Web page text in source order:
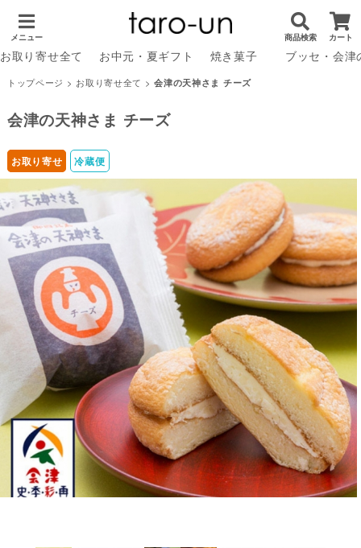
メニュー 商品検索 カート
お取り寄せ全て お中元・夏ギフト 焼き菓子 ブッセ・会津
トップページ > お取り寄せ全て >会津の天神さま チーズ
会津の天神さま チーズ
お取り寄せ 冷蔵便